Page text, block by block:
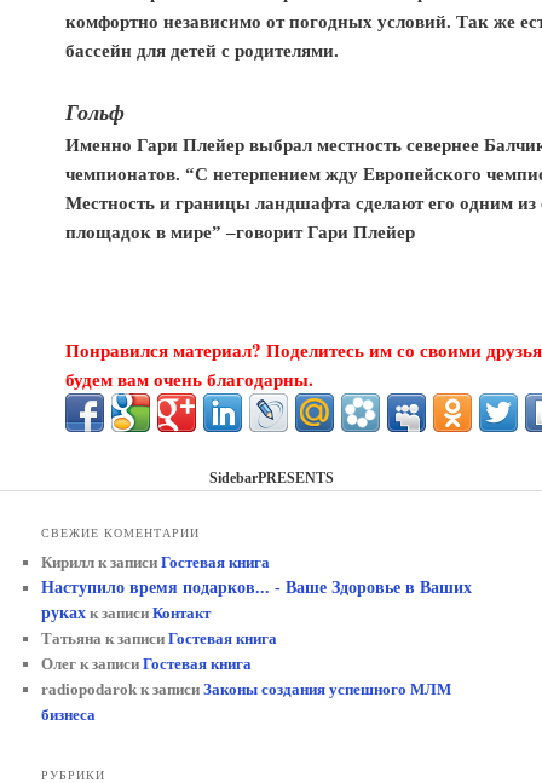
комфортно независимо от погодных условий. Так же
бассейн для детей с родителями.
Гольф
Именно Гари Плейер выбрал местность севернее
чемпионатов. “С нетерпением жду Европейского
Местность и границы ландшафта сделают его одним
площадок в мире” –говорит Гари Плейер
Понравился материал? Поделитесь им со своими
будем вам очень благодарны.
SidebarPRESENTS
СВЕЖИЕ КОМЕНТАРИИ
Кирилл к записиГостевая книга
Наступило время подарков... - Ваше Здоровье в Ваших
руках к записиКонтакт
Татьяна к записиГостевая книга
Олег к записиГостевая книга
radiopodarok к записиЗаконы создания успешного МЛМ
бизнеса
РУБРИКИ